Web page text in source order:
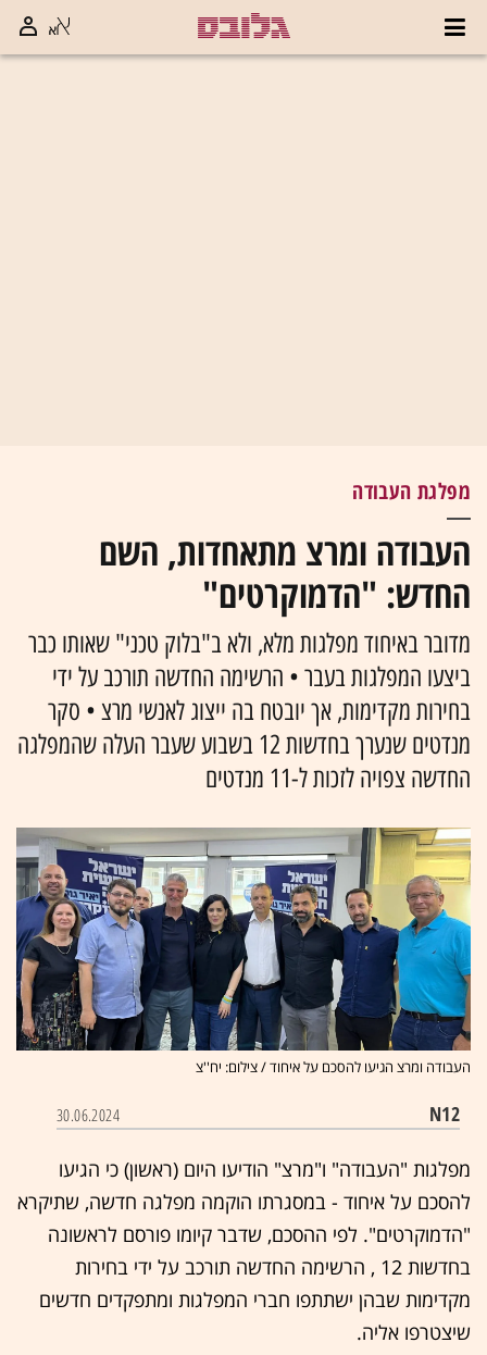
מפלגת העבודה
העבודה ומרצ מתאחדות, השם
החדש: "הדמוקרטים"
מדובר באיחוד מפלגות מלא, ולא ב"בלוק טכני" שאותו כבר
ביצעו המפלגות בעבר • הרשימה החדשה תורכב על ידי
בחירות מקדימות, אך יובטח בה ייצוג לאנשי מרצ • סקר
מנדטים שנערך בחדשות 12 בשבוע שעבר העלה שהמפלגה
החדשה צפויה לזכות ל-11 מנדטים
העבודה ומרצ הגיעו להסכם על איחוד / צילום: יח''צ
N12
30.06.2024
מפלגות "העבודה" ו"מרצ" הודיעו היום (ראשון) כי הגיעו
להסכם על איחוד - במסגרתו הוקמה מפלגה חדשה, שתיקרא
"הדמוקרטים". לפי ההסכם, שדבר קיומו פורסם לראשונה
בחדשות 12 , הרשימה החדשה תורכב על ידי בחירות
מקדימות שבהן ישתתפו חברי המפלגות ומתפקדים חדשים
שיצטרפו אליה.